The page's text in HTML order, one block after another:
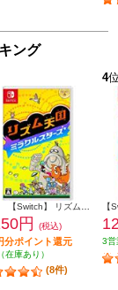
ング
【A】 【Switch】 リズム天国 ミラクルスターズ
円 (税込)
分ポイント還元
在庫あり）
(8件)
4
3営